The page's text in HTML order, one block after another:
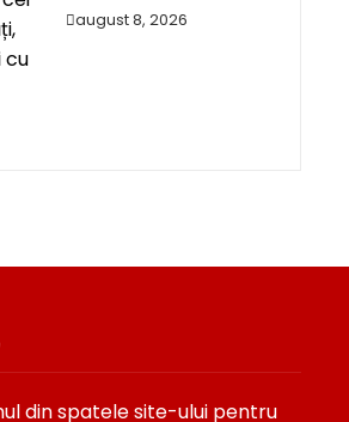
august 8, 2026